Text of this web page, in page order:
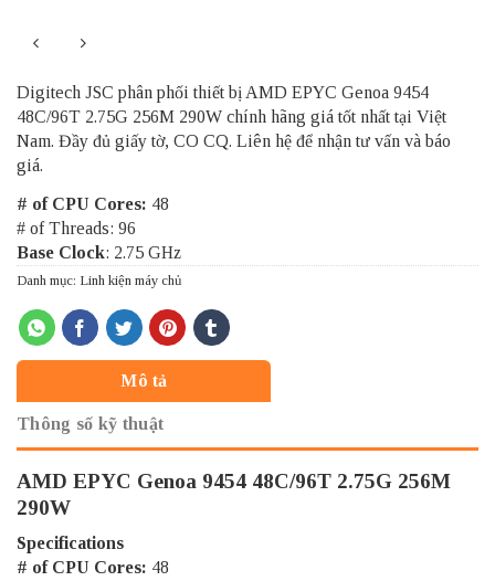
Digitech JSC phân phối thiết bị AMD EPYC Genoa 9454
48C/96T 2.75G 256M 290W chính hãng giá tốt nhất tại Việt
Nam. Đầy đủ giấy tờ, CO CQ. Liên hệ để nhận tư vấn và báo
giá.
# of CPU Cores: 48
# of Threads: 96
Base Clock: 2.75 GHz
Danh mục: Linh kiện máy chủ
Mô tả
Thông số kỹ thuật
AMD EPYC Genoa 9454 48C/96T 2.75G 256M
290W
Specifications
# of CPU Cores: 48